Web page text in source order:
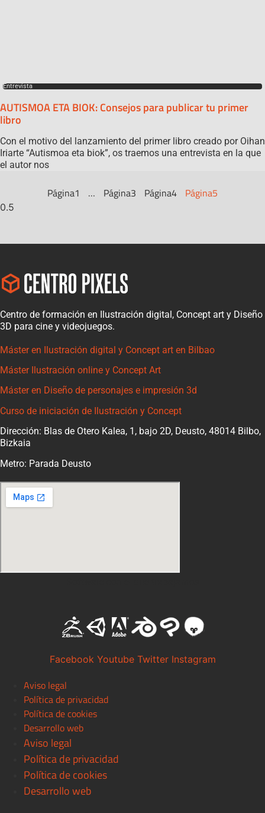
Entrevista
AUTISMOA ETA BIOK: Consejos para publicar tu primer
libro
Con el motivo del lanzamiento del primer libro creado por Oihan
Iriarte “Autismoa eta biok”, os traemos una entrevista en la que
el autor nos
Página1 … Página3 Página4 Página5
Centro de formación en Ilustración digital, Concept art y Diseño
3D para cine y videojuegos.
Máster en Ilustración digital y Concept art en Bilbao
Máster Ilustración online y Concept Art
Máster en Diseño de personajes e impresión 3d
Curso de iniciación de Ilustración y Concept
Dirección: Blas de Otero Kalea, 1, bajo 2D, Deusto, 48014 Bilbo,
Bizkaia
Metro: Parada Deusto
Facebook Youtube Twitter Instagram
Aviso legal
Política de privacidad
Política de cookies
Desarrollo web
Aviso legal
Política de privacidad
Política de cookies
Desarrollo web